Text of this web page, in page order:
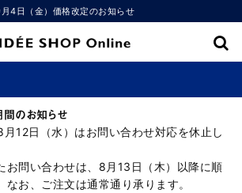
4日（金）価格改定のお知らせ
のお知らせ
12日（水）はお問い合わせ対応を休止し
お問い合わせは、8月13日（木）以降に順
なお、ご注文は通常通り承ります。